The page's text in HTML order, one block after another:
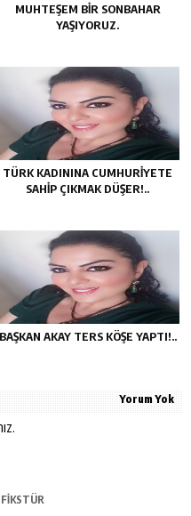
MUHTEŞEM BIR SONBAHAR
YAŞIYORUZ.
TÜRK KADININA CUMHURIYETE
SAHIP ÇIKMAK DÜŞER!..
BAŞKAN AKAY TERS KÖŞE YAPTI!..
Yorum Yok
FİKSTÜR